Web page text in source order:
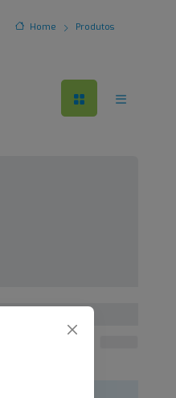
Home Produtos